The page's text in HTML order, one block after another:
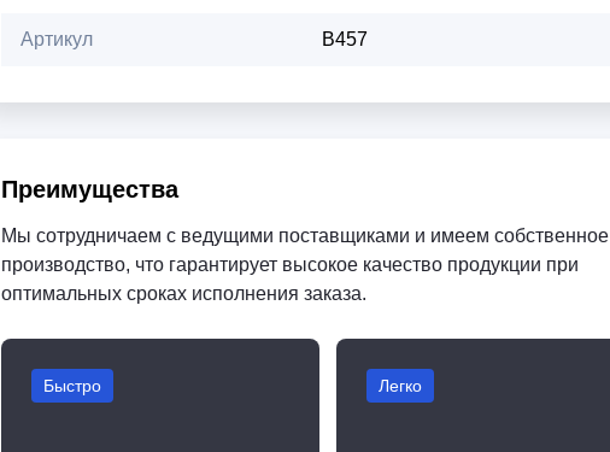
Артикул B457
Преимущества
Мы сотрудничаем с ведущими поставщиками и имеем собственное
производство, что гарантирует высокое качество продукции при
оптимальных сроках исполнения заказа.
Быстро Легко